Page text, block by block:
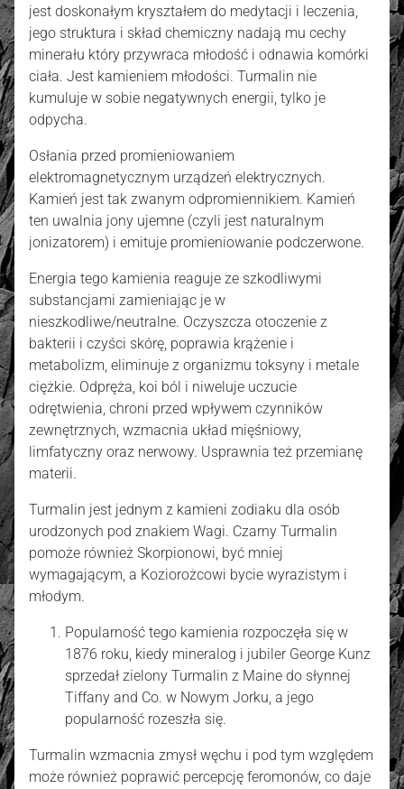
jest doskonałym kryształem do medytacji i leczenia,
jego struktura i skład chemiczny nadają mu cechy
minerału który przywraca młodość i odnawia komórki
ciała. Jest kamieniem młodości. Turmalin nie
kumuluje w sobie negatywnych energii, tylko je
odpycha.
Osłania przed promieniowaniem
elektromagnetycznym urządzeń elektrycznych.
Kamień jest tak zwanym odpromiennikiem. Kamień
ten uwalnia jony ujemne (czyli jest naturalnym
jonizatorem) i emituje promieniowanie podczerwone.
Energia tego kamienia reaguje ze szkodliwymi
substancjami zamieniając je w
nieszkodliwe/neutralne. Oczyszcza otoczenie z
bakterii i czyści skórę, poprawia krążenie i
metabolizm, eliminuje z organizmu toksyny i metale
ciężkie. Odpręża, koi ból i niweluje uczucie
odrętwienia, chroni przed wpływem czynników
zewnętrznych, wzmacnia układ mięśniowy,
limfatyczny oraz nerwowy. Usprawnia też przemianę
materii.
Turmalin jest jednym z kamieni zodiaku dla osób
urodzonych pod znakiem Wagi. Czarny Turmalin
pomoże również Skorpionowi, być mniej
wymagającym, a Koziorożcowi bycie wyrazistym i
młodym.
Popularność tego kamienia rozpoczęła się w
1876 roku, kiedy mineralog i jubiler George Kunz
sprzedał zielony Turmalin z Maine do słynnej
Tiffany and Co. w Nowym Jorku, a jego
popularność rozeszła się.
Turmalin wzmacnia zmysł węchu i pod tym względem
może również poprawić percepcję feromonów, co daje